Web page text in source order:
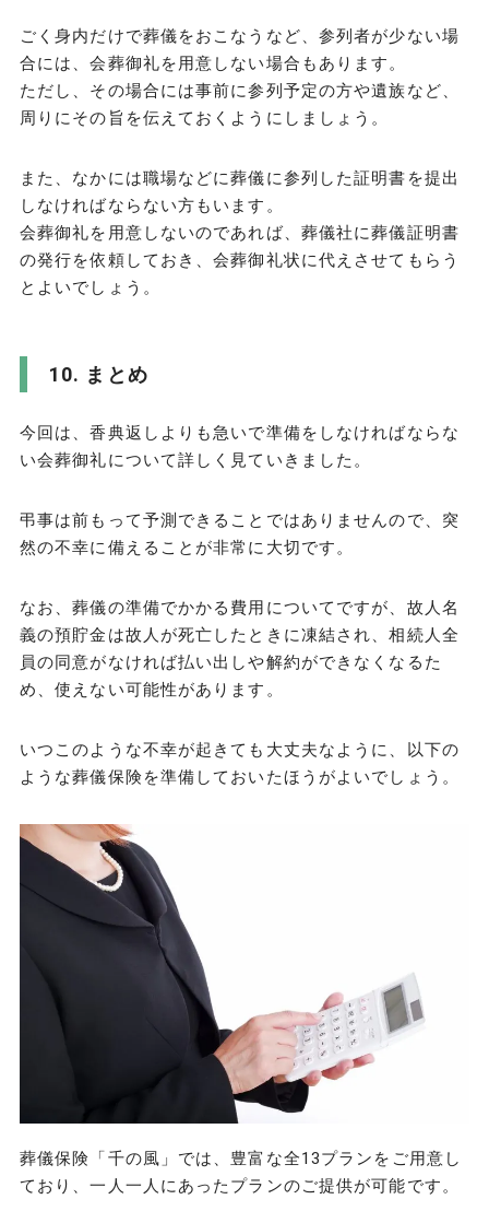
ごく身内だけで葬儀をおこなうなど、参列者が少ない場
合には、会葬御礼を用意しない場合もあります。
ただし、その場合には事前に参列予定の方や遺族など、
周りにその旨を伝えておくようにしましょう。
また、なかには職場などに葬儀に参列した証明書を提出
しなければならない方もいます。
会葬御礼を用意しないのであれば、葬儀社に葬儀証明書
の発行を依頼しておき、会葬御礼状に代えさせてもらう
とよいでしょう。
まとめ
今回は、香典返しよりも急いで準備をしなければならな
い会葬御礼について詳しく見ていきました。
弔事は前もって予測できることではありませんので、突
然の不幸に備えることが非常に大切です。
なお、葬儀の準備でかかる費用についてですが、故人名
義の預貯金は故人が死亡したときに凍結され、相続人全
員の同意がなければ払い出しや解約ができなくなるた
め、使えない可能性があります。
いつこのような不幸が起きても大丈夫なように、以下の
ような葬儀保険を準備しておいたほうがよいでしょう。
葬儀保険「千の風」では、豊富な全13プランをご用意し
ており、一人一人にあったプランのご提供が可能です。